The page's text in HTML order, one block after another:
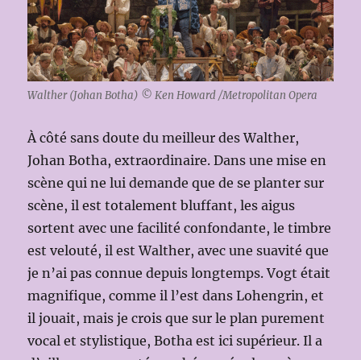
Walther (Johan Botha) © Ken Howard /Metropolitan Opera
À côté sans doute du meilleur des Walther,
Johan Botha, extraordinaire. Dans une mise en
scène qui ne lui demande que de se planter sur
scène, il est totalement bluffant, les aigus
sortent avec une facilité confondante, le timbre
est velouté, il est Walther, avec une suavité que
je n’ai pas connue depuis longtemps. Vogt était
magnifique, comme il l’est dans Lohengrin, et
il jouait, mais je crois que sur le plan purement
vocal et stylistique, Botha est ici supérieur. Il a